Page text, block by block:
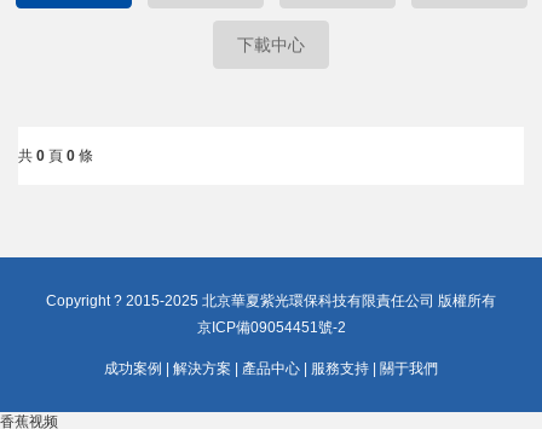
下載中心
共 0 頁 0 條
Copyright ? 2015-2025 北京華夏紫光環保科技有限責任公司 版權所有
京ICP備09054451號-2
成功案例 解決方案 產品中心 服務支持 關于我們
香蕉视频